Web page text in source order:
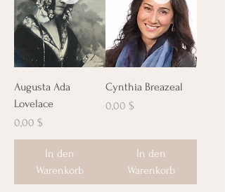
Augusta Ada
Lovelace
Preis
0,00 $
In den
Warenkorb
Cynthia Breazeal
Preis
0,00 $
In den
Warenkorb